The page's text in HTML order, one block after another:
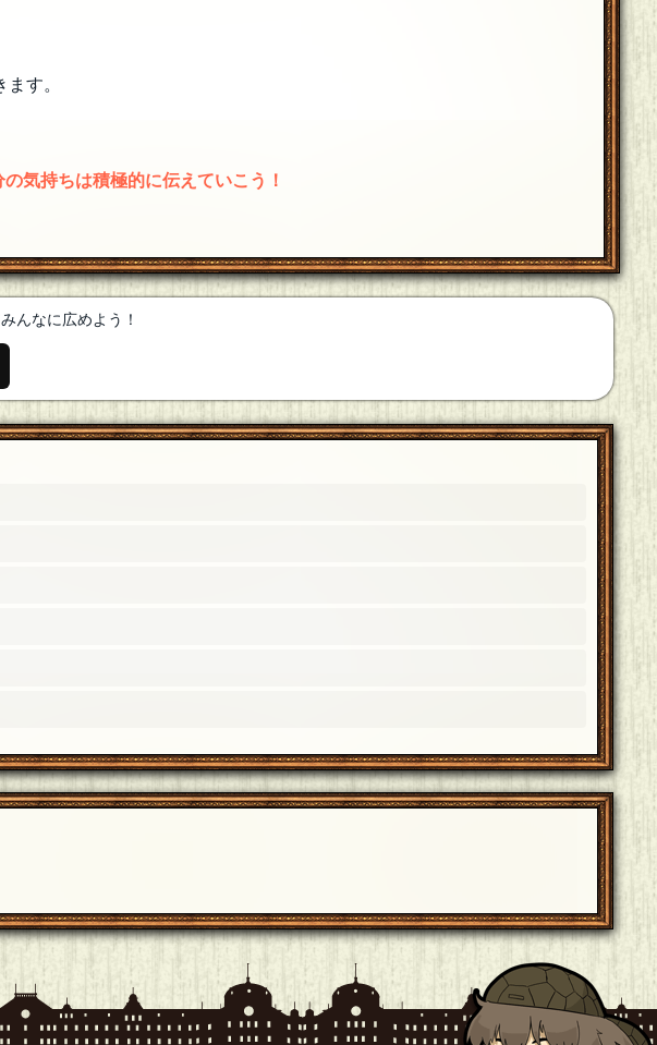
す。
気持ちは積極的に伝えていこう！
んなに広めよう！